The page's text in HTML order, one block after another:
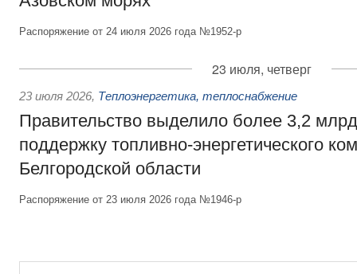
Распоряжение от 24 июля 2026 года №1952-р
23 июля, четверг
23 июля 2026, Теплоэнергетика, теплоснабжение
Правительство выделило более 3,2
поддержку топливно-энергетического
Белгородской области
Распоряжение от 23 июля 2026 года №1946-р